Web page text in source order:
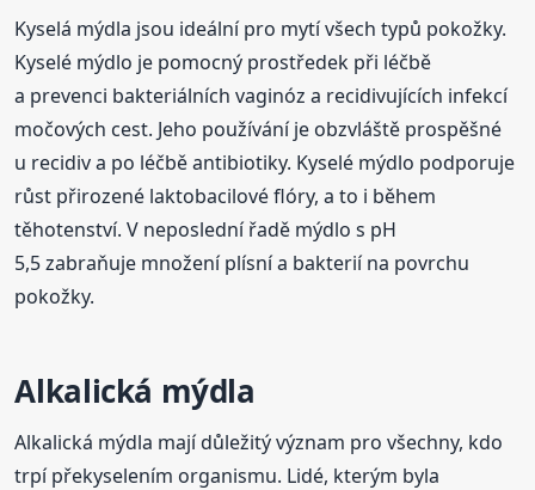
Kyselá mýdla jsou ideální pro mytí všech typů pokožky.
Kyselé mýdlo je pomocný prostředek při léčbě
a prevenci bakteriálních vaginóz a recidivujících infekcí
močových cest. Jeho používání je obzvláště prospěšné
u recidiv a po léčbě antibiotiky. Kyselé mýdlo podporuje
růst přirozené laktobacilové flóry, a to i během
těhotenství. V neposlední řadě mýdlo s pH
5,5 zabraňuje množení plísní a bakterií na povrchu
pokožky.
Alkalická mýdla
Alkalická mýdla mají důležitý význam pro všechny, kdo
trpí překyselením organismu. Lidé, kterým byla